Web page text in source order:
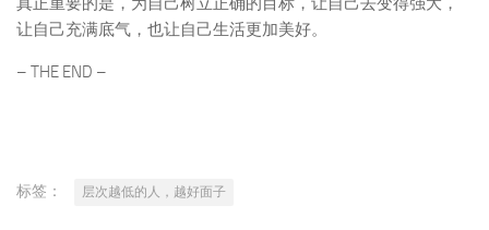
让自己充满底气，也让自己生活更加美好。
– THE END –
标签： 层次越低的人，越好面子